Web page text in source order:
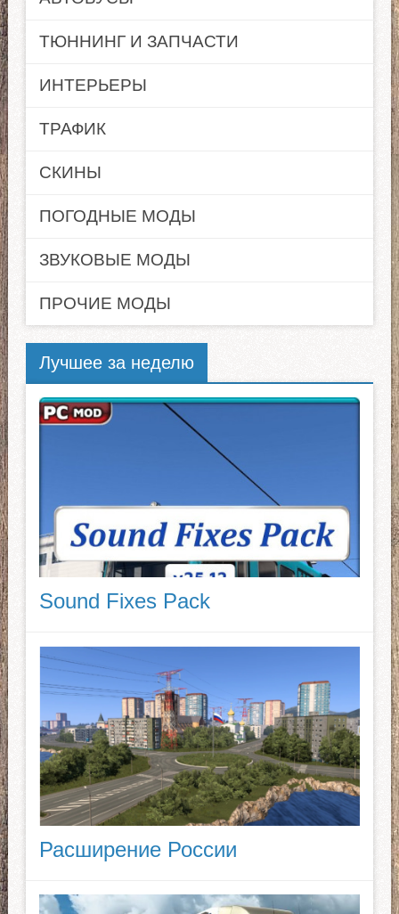
ТЮННИНГ И ЗАПЧАСТИ
ИНТЕРЬЕРЫ
ТРАФИК
СКИНЫ
ПОГОДНЫЕ МОДЫ
ЗВУКОВЫЕ МОДЫ
ПРОЧИЕ МОДЫ
Лучшее за неделю
Sound Fixes Pack
Расширение России